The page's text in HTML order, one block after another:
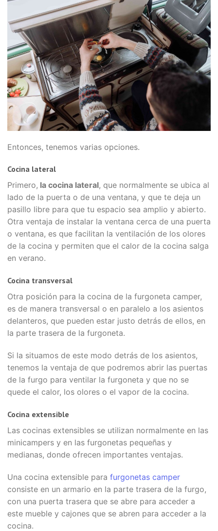
Entonces, tenemos varias opciones.
Cocina lateral
Primero, la cocina lateral, que normalmente se ubica al
lado de la puerta o de una ventana, y que te deja un
pasillo libre para que tu espacio sea amplio y abierto.
Otra ventaja de instalar la ventana cerca de una puerta
o ventana, es que facilitan la ventilación de los olores
de la cocina y permiten que el calor de la cocina salga
en verano.
Cocina transversal
Otra posición para la cocina de la furgoneta camper,
es de manera transversal o en paralelo a los asientos
delanteros, que pueden estar justo detrás de ellos, en
la parte trasera de la furgoneta.
Si la situamos de este modo detrás de los asientos,
tenemos la ventaja de que podremos abrir las puertas
de la furgo para ventilar la furgoneta y que no se
quede el calor, los olores o el vapor de la cocina.
Cocina extensible
Las cocinas extensibles se utilizan normalmente en las
minicampers y en las furgonetas pequeñas y
medianas, donde ofrecen importantes ventajas.
Una cocina extensible para furgonetas camper
consiste en un armario en la parte trasera de la furgo,
con una puerta trasera que se abre para acceder a
este mueble y cajones que se abren para acceder a la
cocina.